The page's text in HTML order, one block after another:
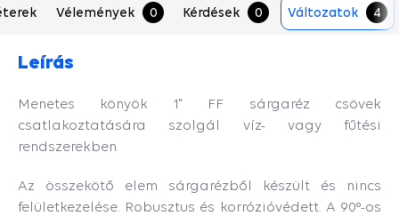
Vélemények 0 Kérdések 0 Változatok 4
Leírás
Menetes könyök 1" FF sárgaréz csövek
csatlakoztatására szolgál víz- vagy fűtési
rendszerekben.
Az összekötő elem sárgarézből készült és nincs
felületkezelése. Robusztus és korrózióvédett. A 90°-os